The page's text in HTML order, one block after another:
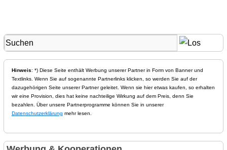
Hinweis: *) Diese Seite enthält Werbung unserer Partner in Form von Banner und
Textlinks. Wenn Sie auf sogenannte Partnerlinks klicken, so werden Sie auf der
dazugehörigen Seite unserer Partner geleitet. Wenn sie hier etwas kaufen, so erhalten
wir eine Provision, dies hat keine nachteilige Wirkung auf dem Preis, denn Sie
bezahlen. Über unsere Partnerprogramme können Sie in unserer
Datenschutzerklärung mehr lesen.